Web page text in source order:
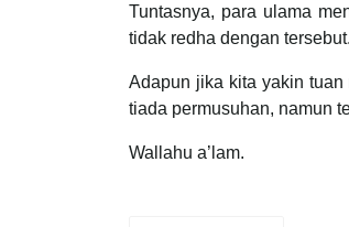
Tuntasnya, para ulama
tidak redha dengan tersebut.
Adapun jika kita yakin tuan
tiada permusuhan, namun
Wallahu a’lam.